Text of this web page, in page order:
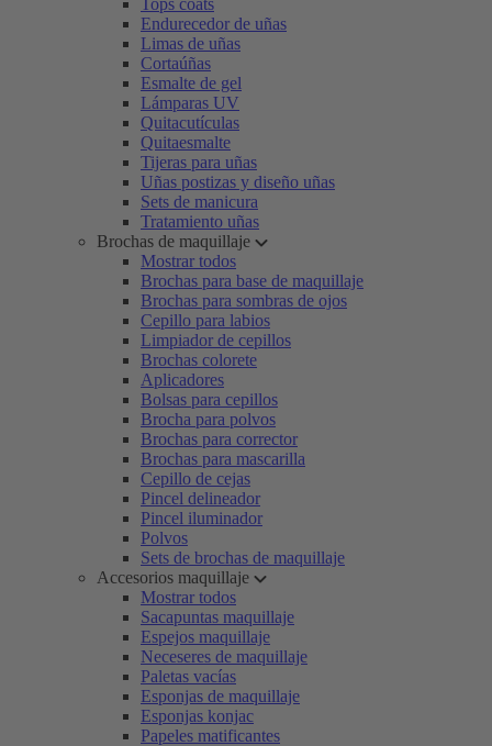
Tops coats
Endurecedor de uñas
Limas de uñas
Cortaúñas
Esmalte de gel
Lámparas UV
Quitacutículas
Quitaesmalte
Tijeras para uñas
Uñas postizas y diseño uñas
Sets de manicura
Tratamiento uñas
Brochas de maquillaje
Mostrar todos
Brochas para base de maquillaje
Brochas para sombras de ojos
Cepillo para labios
Limpiador de cepillos
Brochas colorete
Aplicadores
Bolsas para cepillos
Brocha para polvos
Brochas para corrector
Brochas para mascarilla
Cepillo de cejas
Pincel delineador
Pincel iluminador
Polvos
Sets de brochas de maquillaje
Accesorios maquillaje
Mostrar todos
Sacapuntas maquillaje
Espejos maquillaje
Neceseres de maquillaje
Paletas vacías
Esponjas de maquillaje
Esponjas konjac
Papeles matificantes